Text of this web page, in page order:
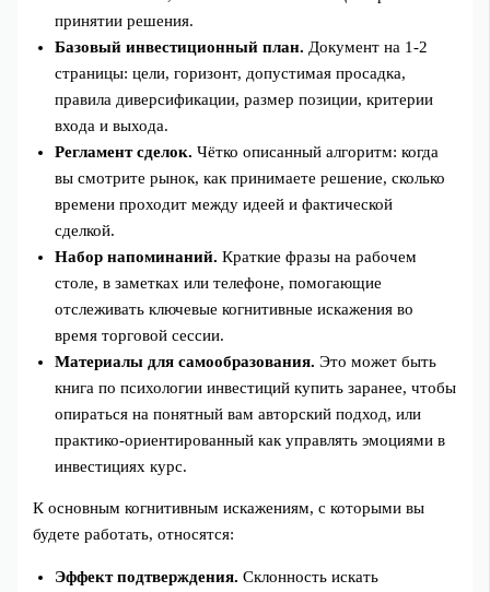
принятии решения.
Базовый инвестиционный план. Документ на 1-2
страницы: цели, горизонт, допустимая просадка,
правила диверсификации, размер позиции, критерии
входа и выхода.
Регламент сделок. Чётко описанный алгоритм: когда
вы смотрите рынок, как принимаете решение, сколько
времени проходит между идеей и фактической
сделкой.
Набор напоминаний. Краткие фразы на рабочем
столе, в заметках или телефоне, помогающие
отслеживать ключевые когнитивные искажения во
время торговой сессии.
Материалы для самообразования. Это может быть
книга по психологии инвестиций купить заранее, чтобы
опираться на понятный вам авторский подход, или
практико-ориентированный как управлять эмоциями в
инвестициях курс.
К основным когнитивным искажениям, с которыми вы
будете работать, относятся:
Эффект подтверждения. Склонность искать